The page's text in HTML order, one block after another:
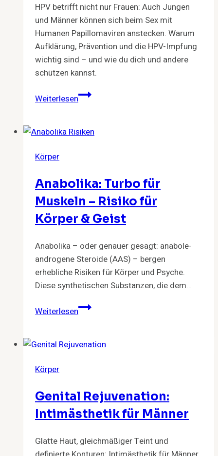
HPV betrifft nicht nur Frauen: Auch Jungen
und Männer können sich beim Sex mit
Humanen Papillomaviren anstecken. Warum
Aufklärung, Prävention und die HPV-Impfung
wichtig sind – und wie du dich und andere
schützen kannst.
WeiterlesenLiebe
solltet
wissen
–
eurer
Gesundheit
Körper
Anabolika: Turbo für
Muskeln – Risiko für
Körper & Geist
Anabolika – oder genauer gesagt: anabole-
androgene Steroide (AAS) – bergen
erhebliche Risiken für Körper und Psyche.
Diese synthetischen Substanzen, die dem…
WeiterlesenAnabolika:
Muskeln
Körper
&
Körper
Genital Rejuvenation:
Intimästhetik für Männer
Glatte Haut, gleichmäßiger Teint und